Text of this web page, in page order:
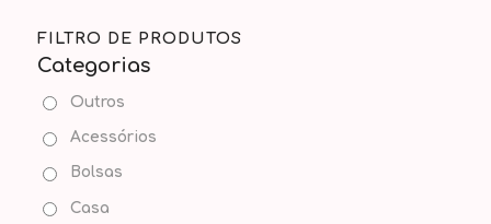
FILTRO DE PRODUTOS
Categorias
Outros
Acessórios
Bolsas
Casa